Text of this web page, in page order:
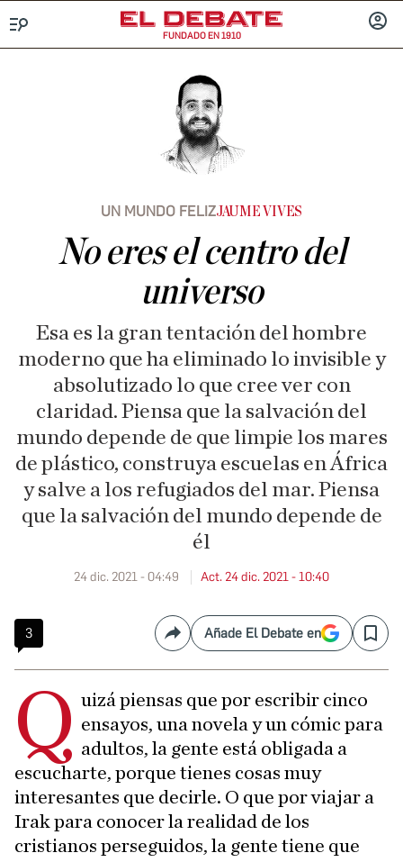
FUNDADO EN 1910
UN MUNDO FELIZJAUME VIVES
No eres el centro del
universo
Esa es la gran tentación del hombre
moderno que ha eliminado lo invisible y
absolutizado lo que cree ver con
claridad. Piensa que la salvación del
mundo depende de que limpie los mares
de plástico, construya escuelas en África
y salve a los refugiados del mar. Piensa
que la salvación del mundo depende de
él
24 dic. 2021 - 04:49 Act. 24 dic. 2021 - 10:40
3 CompartirAñade El Debate en Save
Q uizá piensas que por escribir cinco
ensayos, una novela y un cómic para
adultos, la gente está obligada a
escucharte, porque tienes cosas muy
interesantes que decirle. O que por viajar a
Irak para conocer la realidad de los
cristianos perseguidos, la gente tiene que